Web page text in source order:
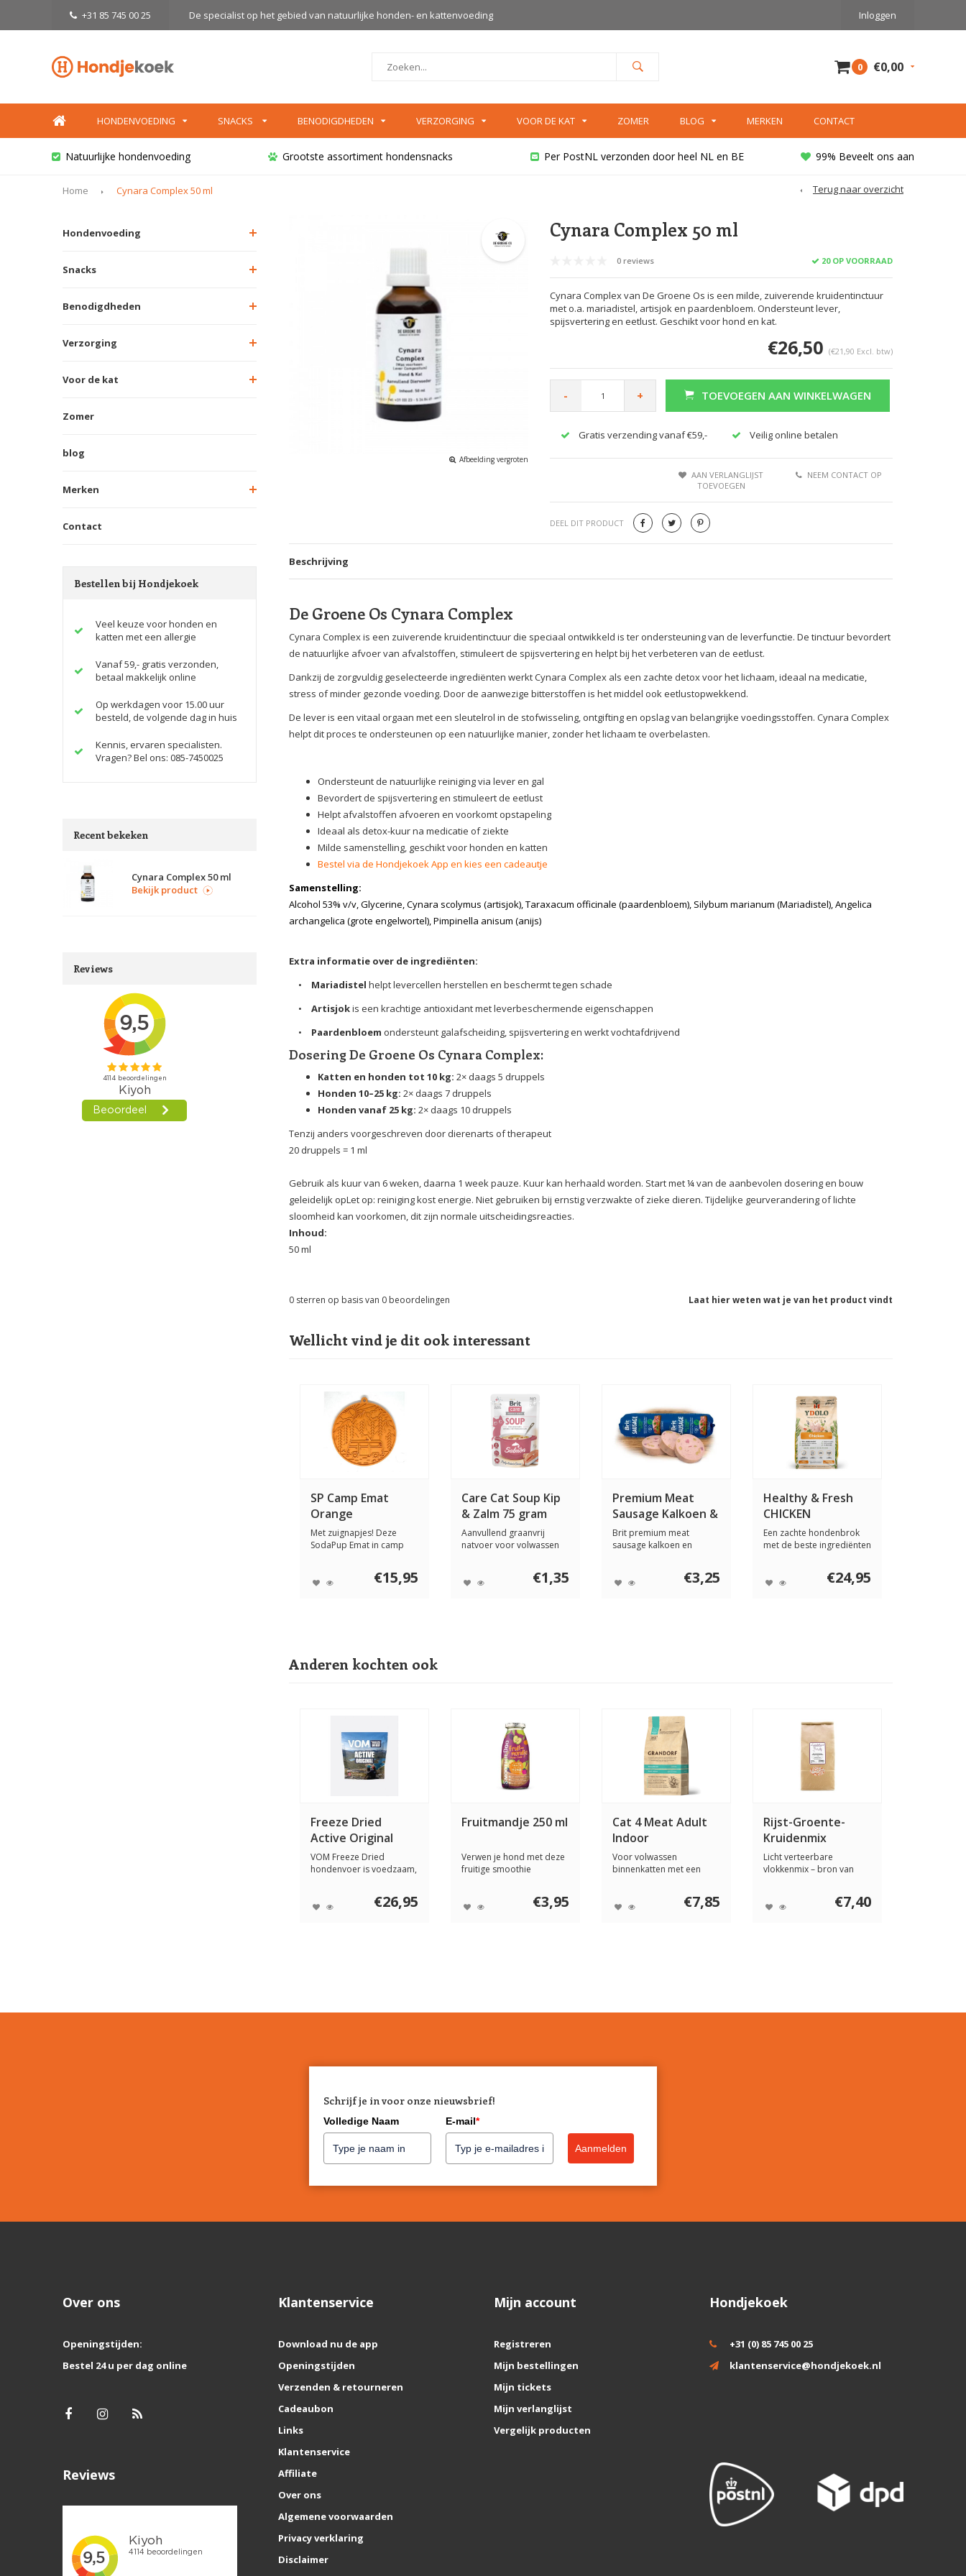
+31 85 745 00 25 De specialist op het gebied van natuurlijke honden- en kattenvoeding Inloggen
0 €0,00
HONDENVOEDING SNACKS BENODIGDHEDEN VERZORGING VOOR DE KAT ZOMER BLOG MERKEN CONTACT
Natuurlijke hondenvoeding Grootste assortiment hondensnacks Per PostNL verzonden door heel NL en BE 99% Beveelt ons aan
Home Cynara Complex 50 ml Terug naar overzicht
Hondenvoeding
Snacks
Benodigdheden
Verzorging
Voor de kat
Zomer
blog
Merken
Contact
Bestellen bij Hondjekoek
Veel keuze voor honden en
katten met een allergie
Vanaf 59,- gratis verzonden,
betaal makkelijk online
Op werkdagen voor 15.00 uur
besteld, de volgende dag in huis
Kennis, ervaren specialisten.
Vragen? Bel ons: 085-7450025
Recent bekeken
Cynara Complex 50 ml
Bekijk product
Reviews
Afbeelding vergroten
Cynara Complex 50 ml
0 reviews 20 OP VOORRAAD
Cynara Complex van De Groene Os is een milde, zuiverende kruidentinctuur
met o.a. mariadistel, artisjok en paardenbloem. Ondersteunt lever,
spijsvertering en eetlust. Geschikt voor hond en kat.
€26,50 (€21,90 Excl. btw)
- + TOEVOEGEN AAN WINKELWAGEN
Gratis verzending vanaf €59,- Veilig online betalen
AAN VERLANGLIJST
TOEVOEGEN
NEEM CONTACT OP
DEEL DIT PRODUCT
Beschrijving
De Groene Os Cynara Complex
Cynara Complex is een zuiverende kruidentinctuur die speciaal ontwikkeld is ter ondersteuning van de leverfunctie. De tinctuur bevordert
de natuurlijke afvoer van afvalstoffen, stimuleert de spijsvertering en helpt bij het verbeteren van de eetlust.
Dankzij de zorgvuldig geselecteerde ingrediënten werkt Cynara Complex als een zachte detox voor het lichaam, ideaal na medicatie,
stress of minder gezonde voeding. Door de aanwezige bitterstoffen is het middel ook eetlustopwekkend.
De lever is een vitaal orgaan met een sleutelrol in de stofwisseling, ontgifting en opslag van belangrijke voedingsstoffen. Cynara Complex
helpt dit proces te ondersteunen op een natuurlijke manier, zonder het lichaam te overbelasten.
Ondersteunt de natuurlijke reiniging via lever en gal
Bevordert de spijsvertering en stimuleert de eetlust
Helpt afvalstoffen afvoeren en voorkomt opstapeling
Ideaal als detox-kuur na medicatie of ziekte
Milde samenstelling, geschikt voor honden en katten
Bestel via de Hondjekoek App en kies een cadeautje
Samenstelling:
Alcohol 53% v/v, Glycerine, Cynara scolymus (artisjok), Taraxacum officinale (paardenbloem), Silybum marianum (Mariadistel), Angelica
archangelica (grote engelwortel), Pimpinella anisum (anijs)
Extra informatie over de ingrediënten:
• Mariadistel helpt levercellen herstellen en beschermt tegen schade
• Artisjokis een krachtige antioxidant met leverbeschermende eigenschappen
• Paardenbloem ondersteunt galafscheiding, spijsvertering en werkt vochtafdrijvend
Dosering De Groene Os Cynara Complex:
Katten en honden tot 10 kg: 2× daags 5 druppels
Honden 10–25 kg: 2× daags 7 druppels
Honden vanaf 25 kg: 2× daags 10 druppels
Tenzij anders voorgeschreven door dierenarts of therapeut
20 druppels = 1 ml
Gebruik als kuur van 6 weken, daarna 1 week pauze. Kuur kan herhaald worden. Start met ¼ van de aanbevolen dosering en bouw
geleidelijk opLet op: reiniging kost energie. Niet gebruiken bij ernstig verzwakte of zieke dieren. Tijdelijke geurverandering of lichte
sloomheid kan voorkomen, dit zijn normale uitscheidingsreacties.
Inhoud:
50 ml
Laat hier weten wat je van het product vindt
0 sterren op basis van 0 beoordelingen
Wellicht vind je dit ook interessant
SP Camp Emat
Orange
Met zuignapjes! Deze
SodaPup Emat in camp
€15,95
Care Cat Soup Kip
& Zalm 75 gram
Aanvullend graanvrij
natvoer voor volwassen
€1,35
Premium Meat
Sausage Kalkoen &
Erwten 800 gram
Brit premium meat
sausage kalkoen en
€3,25
Healthy & Fresh
CHICKEN
Een zachte hondenbrok
met de beste ingrediënten
€24,95
Anderen kochten ook
Freeze Dried
Active Original
VOM Freeze Dried
hondenvoer is voedzaam,
€26,95
Fruitmandje 250 ml
Verwen je hond met deze
fruitige smoothie
€3,95
Cat 4 Meat Adult
Indoor
Voor volwassen
binnenkatten met een
€7,85
Rijst-Groente-
Kruidenmix
Licht verteerbare
vlokkenmix – bron van
€7,40
Schrijf je in voor onze nieuwsbrief!
Volledige Naam E-mail*
Aanmelden
Over ons
Openingstijden:
Bestel 24 u per dag online
Reviews
Klantenservice
Download nu de app
Openingstijden
Verzenden & retourneren
Cadeaubon
Links
Klantenservice
Affiliate
Over ons
Algemene voorwaarden
Privacy verklaring
Disclaimer
Mijn account
Registreren
Mijn bestellingen
Mijn tickets
Mijn verlanglijst
Vergelijk producten
Hondjekoek
+31 (0) 85 745 00 25
klantenservice@hondjekoek.nl